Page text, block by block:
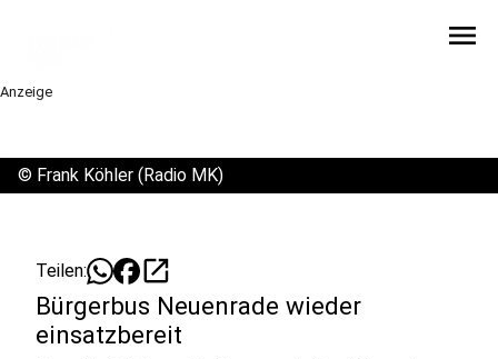
menu
Anzeige
© Frank Köhler (Radio MK)
Teilen: open_in_new
Bürgerbus Neuenrade wieder
einsatzbereit